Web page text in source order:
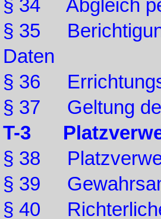
§ 34 Abgleich
§ 35
Daten
§ 36
§ 37 Geltung
T-3
§ 38
§ 39
§ 40